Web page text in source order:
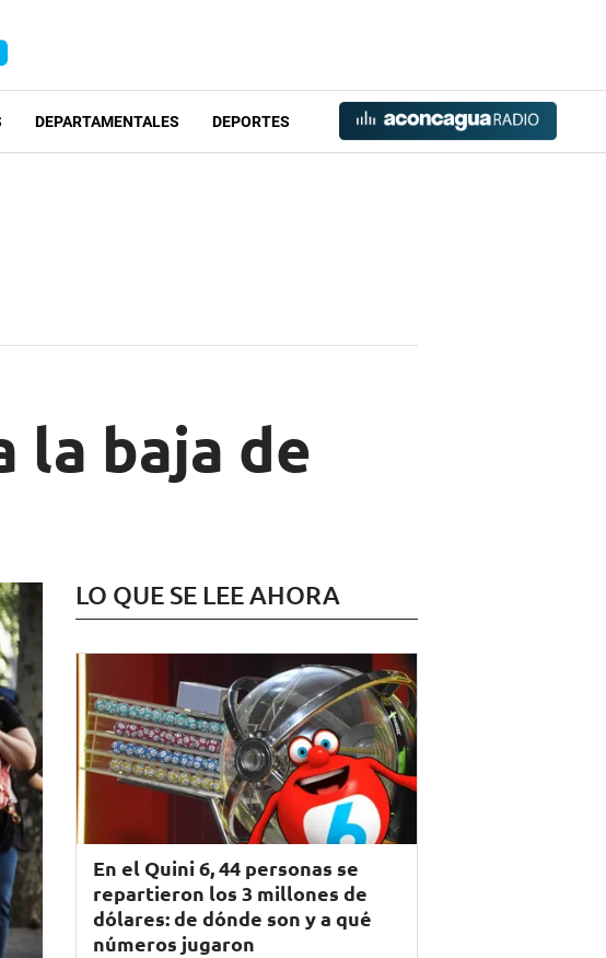
DEPARTAMENTALES DEPORTES
la baja de
LO QUE SE LEE AHORA
En el Quini 6, 44 personas se
repartieron los 3 millones de
dólares: de dónde son y a qué
números jugaron